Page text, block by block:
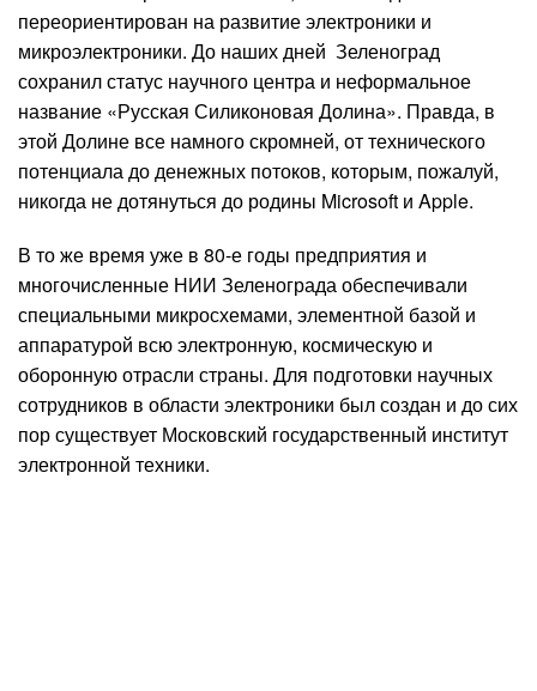
переориентирован на развитие электроники и
микроэлектроники. До наших дней Зеленоград
сохранил статус научного центра и неформальное
название «Русская Силиконовая Долина». Правда, в
этой Долине все намного скромней, от технического
потенциала до денежных потоков, которым, пожалуй,
никогда не дотянуться до родины Microsoft и Apple.
В то же время уже в 80-е годы предприятия и
многочисленные НИИ Зеленограда обеспечивали
специальными микросхемами, элементной базой и
аппаратурой всю электронную, космическую и
оборонную отрасли страны. Для подготовки научных
сотрудников в области электроники был создан и до сих
пор существует Московский государственный институт
электронной техники.